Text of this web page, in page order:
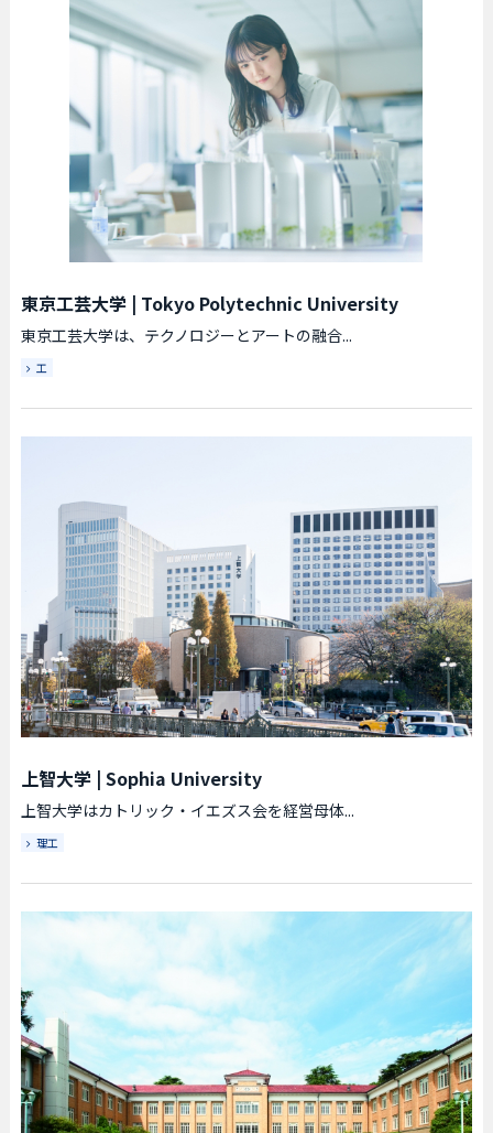
東京工芸大学| Tokyo Polytechnic University
東京工芸大学は、テクノロジーとアートの融合...
工
上智大学| Sophia University
上智大学はカトリック・イエズス会を経営母体...
理工